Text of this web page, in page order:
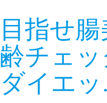
目指せ
齢チェ
ダイエ